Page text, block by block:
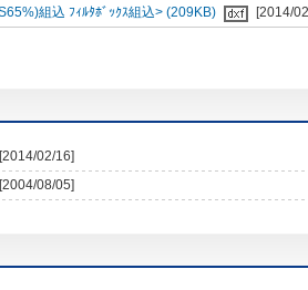
組込 ﾌｨﾙﾀﾎﾞｯｸｽ組込> (209KB)
[2014/
[2014/02/16]
[2004/08/05]